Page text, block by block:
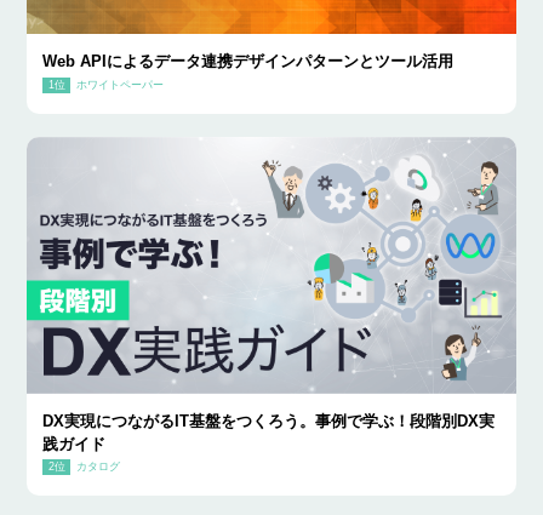
Web APIによるデータ連携デザインパターンとツール活用
ホワイトペーパー
DX実現につながるIT基盤をつくろう。事例で学ぶ！段階別DX実
践ガイド
カタログ